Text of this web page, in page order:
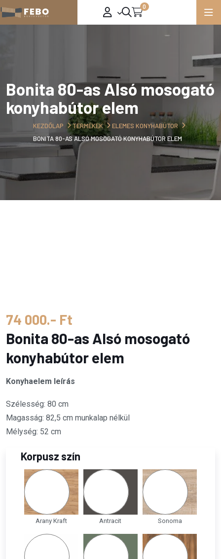
0
Bonita 80-as Alsó mosogató
konyhabútor elem
KEZDŐLAP TERMÉKEK
ELEMES KONYHABÚTOR
BONITA 80-AS ALSÓ MOSOGATÓ KONYHABÚTOR ELEM
74 000.- Ft
Bonita 80-as Alsó mosogató
konyhabútor elem
Konyhaelem leírás
Szélesség: 80 cm
Magasság: 82,5 cm munkalap nélkül
Mélység: 52 cm
Korpusz szín
Arany Kraft Antracit Sonoma